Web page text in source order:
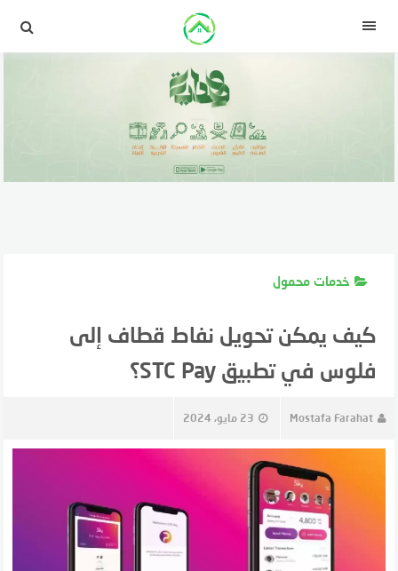
القائمة
خدمات محمول
كيف يمكن تحويل نفاط قطاف إلى
فلوس في تطبيق STC Pay؟
Mostafa Farahat 23 مايو، 2024